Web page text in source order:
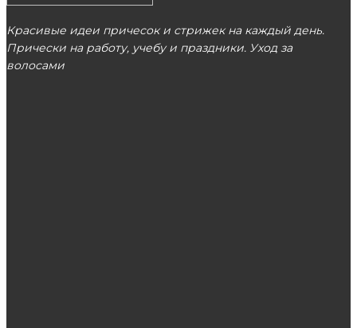
Красивые идеи причесок и стрижек на каждый день.
Прически на работу, учебу и праздники. Уход за
волосами